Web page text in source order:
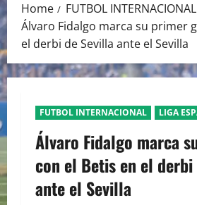
Home
FUTBOL INTERNACIONAL
Álvaro Fidalgo marca su primer
el derbi de Sevilla ante el Sevilla
FUTBOL INTERNACIONAL LIGA
Álvaro Fidalgo marca
con el Betis en el
ante el Sevilla